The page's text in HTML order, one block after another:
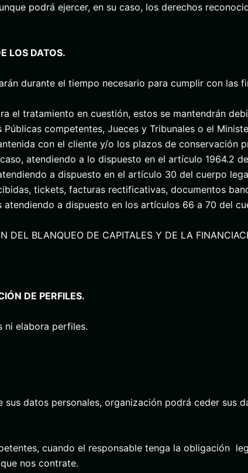
podrá ejercer, en su caso, los derechos
LOS DATOS.
durante el tiempo necesario para cumplir con las
el tratamiento en cuestión, estos se mantendrán
competentes, Jueces y Tribunales o el
con el cliente y/o los plazos de conservación
atendiendo a lo dispuesto en el artículo 1964.2
a dispuesto en el artículo 30 del cuerpo
tickets, facturas rectificativas, documentos
atendiendo a dispuesto en los artículos 66 a 70 del
BLANQUEO DE CAPITALES Y DE LA
DE PERFILES.
ni elabora perfiles.
datos personales, organización podrá ceder sus
cuando el responsable tenga la obligación
nos contrate.